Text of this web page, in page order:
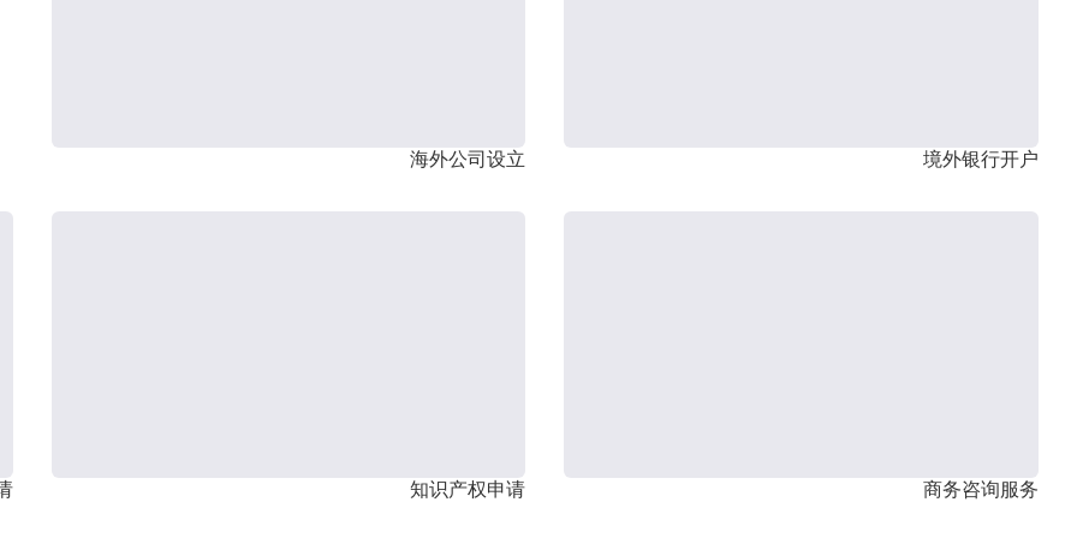
海外公司设立 境外银行开户
知识产权申请 商务咨询服务